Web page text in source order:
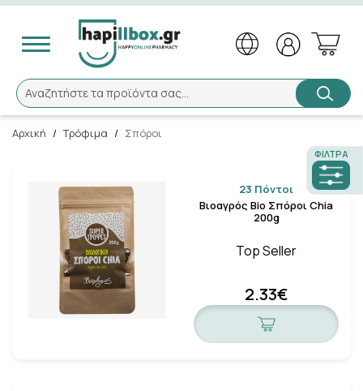
Αναζητήστε τα προϊόντα σας...
Αναζήτηση
Αρχική / Τρόφιμα / Σπόροι
ΦΊΛΤΡΑ
23 Πόντοι
Βιοαγρός Bio Σπόροι Chia
200g
Top Seller
2.33€
Καλώς ήλθατε! ×
Το Hapillbox άλλαξε, εάν είστε εγγεγραμμένος
πελάτης μας, παρακαλούμε πατήστε«εδώ»
επανενεργοποίηση του λογαριασμού σας.
Ενεργοποίηση του λογαριασμού